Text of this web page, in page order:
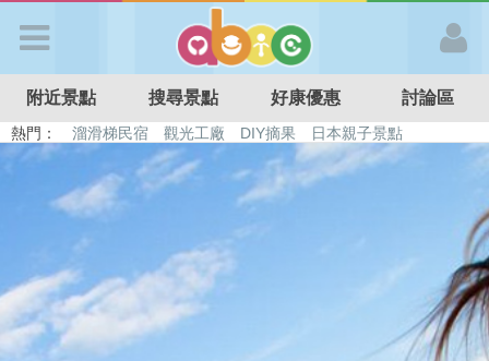
APP登入
首 頁
搜尋景點
好康優惠
附近景點 搜尋景點 好康優惠 討論區
熱門： 溜滑梯民宿 觀光工廠 DIY摘果
日本親子景點
特色遊戲場
親子住房優惠 台北親子餐廳 溫泉泡湯SPA